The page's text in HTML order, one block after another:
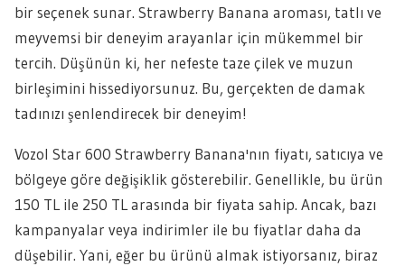
bir seçenek sunar. Strawberry Banana aroması, tatlı ve
meyvemsi bir deneyim arayanlar için mükemmel bir
tercih. Düşünün ki, her nefeste taze çilek ve muzun
birleşimini hissediyorsunuz. Bu, gerçekten de damak
tadınızı şenlendirecek bir deneyim!
Vozol Star 600 Strawberry Banana'nın fiyatı, satıcıya ve
bölgeye göre değişiklik gösterebilir. Genellikle, bu ürün
150 TL ile 250 TL arasında bir fiyata sahip. Ancak, bazı
kampanyalar veya indirimler ile bu fiyatlar daha da
düşebilir. Yani, eğer bu ürünü almak istiyorsanız, biraz